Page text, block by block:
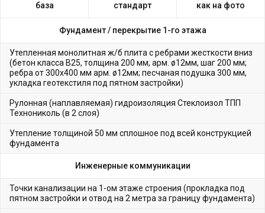
база стандарт как на фото
Фундамент / перекрытие 1-го этажа
Утепленная монолитная ж/б плита с ребрами жесткости вниз
(бетон класса В25, толщина 200 мм, арм. ø12мм, шаг 200 мм;
ребра от 300х400 мм арм. ø12мм; песчаная подушка 300 мм,
укладка геотекстиля под пятном застройки)
Рулонная (наплавляемая) гидроизоляция Стеклоизол ТПП
Технониколь (в 2 слоя)
Утепление толщиной 50 мм сплошное под всей конструкцией
фундамента
Инженерные коммуникации
Точки канализации на 1-ом этаже строения (прокладка под
пятном застройки и отвод на 2 метра за границу фундамента)